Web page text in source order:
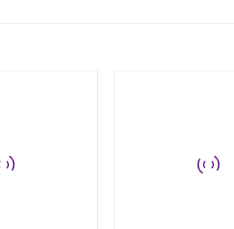
5000-mAh-Solar-Powerbank
10000-mAh-Solar-Powerbank